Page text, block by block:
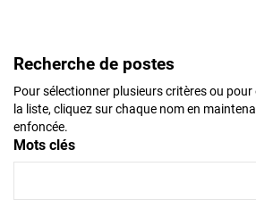
Recherche de postes
Pour sélectionner plusieurs critères ou pour
la liste, cliquez sur chaque nom en
enfoncée.
Mots clés